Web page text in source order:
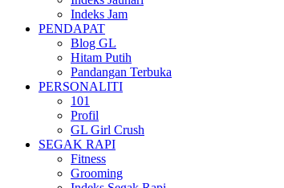
Indeks Jam
PENDAPAT
Blog GL
Hitam Putih
Pandangan Terbuka
PERSONALITI
101
Profil
GL Girl Crush
SEGAK RAPI
Fitness
Grooming